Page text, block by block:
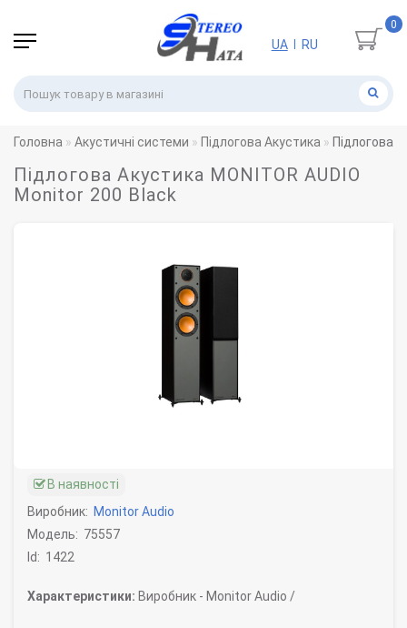
0
UA RU
Головна Акустичні системи Підлогова Акустика Підлогова
Підлогова Акустика MONITOR AUDIO
Monitor 200 Black
В наявності
Виробник: Monitor Audio
Модель: 75557
Id: 1422
Характеристики: Виробник - Monitor Audio /